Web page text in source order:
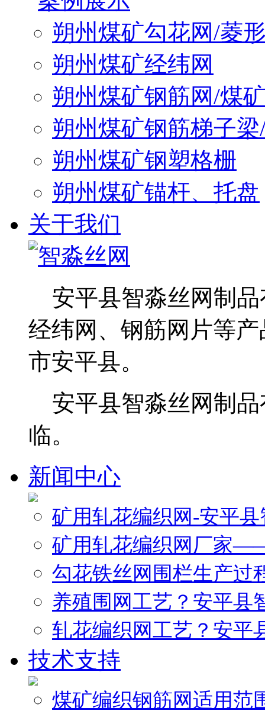
朔州煤矿勾花网/菱
朔州煤矿经纬网
朔州煤矿钢筋网/煤
朔州煤矿钢筋梯子
朔州煤矿钢塑格栅
朔州煤矿锚杆、托盘
关于我们
安平县智淼丝网制品
经纬网、钢筋网片等
市安平县。
安平县智淼丝网制品
临。
新闻中心
矿用轧花编织网-安平
矿用轧花编织网厂家
勾花铁丝网围栏生产过
养殖围网工艺？安平县
轧花编织网工艺？安平
技术支持
煤矿编织钢筋网适用范